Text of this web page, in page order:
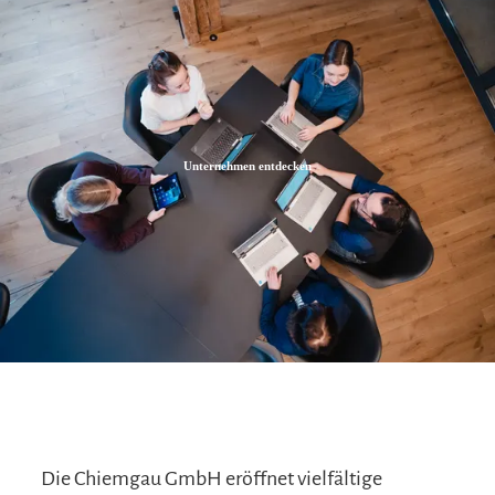
Zum
Inhalt
Zur
Suche
Zum
Footer
Unternehmen entdecken
Die Chiemgau GmbH eröffnet vielfältige